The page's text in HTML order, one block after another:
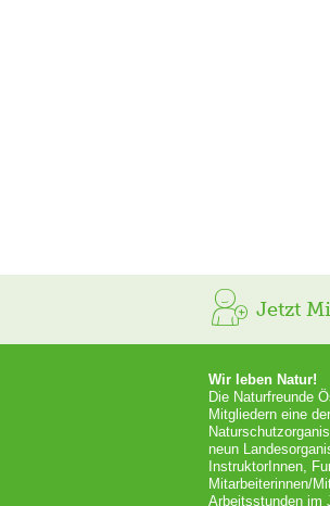
Jetzt
Wir leben Natur!
Die Naturfreunde
Mitgliedern eine
neun
InstruktorInnen,
Mitarbeiterinnen/
Arbeitsstunden im